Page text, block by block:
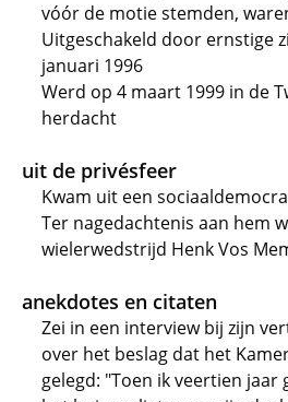
vóór de motie stemden,
Uitgeschakeld door ernstige
januari 1996
Werd op 4 maart 1999 in de
herdacht
uit de privésfeer
Kwam uit een
Ter nagedachtenis aan hem
wielerwedstrijd Henk Vos
anekdotes en citaten
Zei in een interview bij zijn
over het beslag dat het
gelegd: "Toen ik veertien jaar